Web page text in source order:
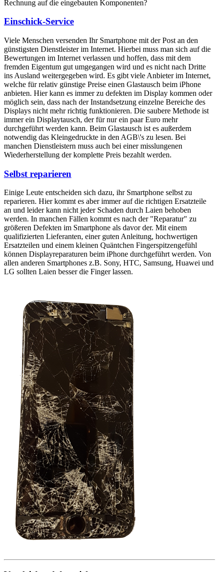
Rechnung auf die eingebauten Komponenten?
Einschick-Service
Viele Menschen versenden Ihr Smartphone mit der Post an den
günstigsten Dienstleister im Internet. Hierbei muss man sich auf die
Bewertungen im Internet verlassen und hoffen, dass mit dem
fremden Eigentum gut umgegangen wird und es nicht nach Dritte
ins Ausland weitergegeben wird. Es gibt viele Anbieter im Internet,
welche für relativ günstige Preise einen Glastausch beim iPhone
anbieten. Hier kann es immer zu defekten im Display kommen oder
möglich sein, dass nach der Instandsetzung einzelne Bereiche des
Displays nicht mehr richtig funktionieren. Die saubere Methode ist
immer ein Displaytausch, der für nur ein paar Euro mehr
durchgeführt werden kann. Beim Glastausch ist es außerdem
notwendig das Kleingedruckte in den AGB\'s zu lesen. Bei
manchen Dienstleistern muss auch bei einer misslungenen
Wiederherstellung der komplette Preis bezahlt werden.
Selbst reparieren
Einige Leute entscheiden sich dazu, ihr Smartphone selbst zu
reparieren. Hier kommt es aber immer auf die richtigen Ersatzteile
an und leider kann nicht jeder Schaden durch Laien behoben
werden. In manchen Fällen kommt es nach der "Reparatur" zu
größeren Defekten im Smartphone als davor der. Mit einem
qualifizierten Lieferanten, einer guten Anleitung, hochwertigen
Ersatzteilen und einem kleinen Quäntchen Fingerspitzengefühl
können Displayreparaturen beim iPhone durchgeführt werden. Von
allen anderen Smartphones z.B. Sony, HTC, Samsung, Huawei und
LG sollten Laien besser die Finger lassen.